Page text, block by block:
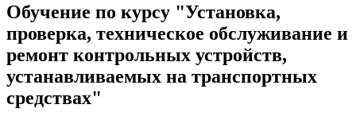
Обучение по курсу "Установка,
проверка, техническое обслуживание и
ремонт контрольных устройств,
устанавливаемых на транспортных
средствах"